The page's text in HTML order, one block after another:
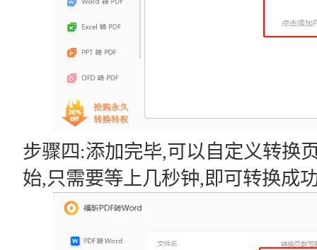
步骤四:添加完毕,可以自定义转换
始,只需要等上几秒钟,即可转换成